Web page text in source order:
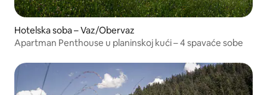
Hotelska soba – Vaz/Obervaz
Apartman Penthouse u planinskoj kući – 4 spavaće sobe